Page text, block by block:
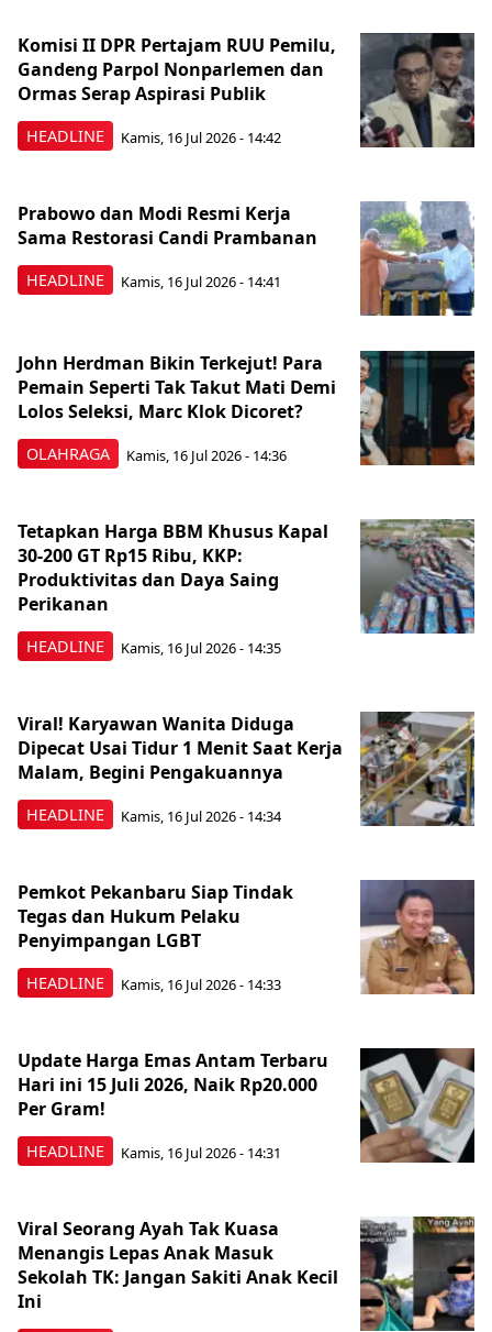
HEADLINE
Komisi II DPR Pertajam RUU Pemilu,
Gandeng Parpol Nonparlemen dan
Ormas Serap Aspirasi Publik
Kamis, 16 Jul 2026 - 14:42
HEADLINE
Prabowo dan Modi Resmi Kerja
Sama Restorasi Candi Prambanan
Kamis, 16 Jul 2026 - 14:41
OLAHRAGA
John Herdman Bikin Terkejut! Para
Pemain Seperti Tak Takut Mati Demi
Lolos Seleksi, Marc Klok Dicoret?
Kamis, 16 Jul 2026 - 14:36
HEADLINE
Tetapkan Harga BBM Khusus Kapal
30-200 GT Rp15 Ribu, KKP:
Produktivitas dan Daya Saing
Perikanan
Kamis, 16 Jul 2026 - 14:35
HEADLINE
Viral! Karyawan Wanita Diduga
Dipecat Usai Tidur 1 Menit Saat Kerja
Malam, Begini Pengakuannya
Kamis, 16 Jul 2026 - 14:34
HEADLINE
Pemkot Pekanbaru Siap Tindak
Tegas dan Hukum Pelaku
Penyimpangan LGBT
Kamis, 16 Jul 2026 - 14:33
HEADLINE
Update Harga Emas Antam Terbaru
Hari ini 15 Juli 2026, Naik Rp20.000
Per Gram!
Kamis, 16 Jul 2026 - 14:31
Viral Seorang Ayah Tak Kuasa
Menangis Lepas Anak Masuk
Sekolah TK: Jangan Sakiti Anak Kecil
Ini